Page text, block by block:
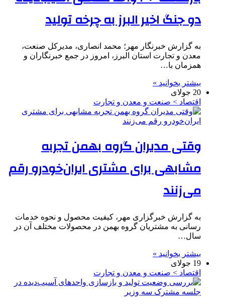
دو جنگ اخیر البرز به چرخه تولید
به گزارش خبرنگار مهر؛ محمد انصاری، مدیرکل صنعت،
معدن و تجارت استان البرز، امروز در جمع خبرنگاران و
همزمان با…
بیشتر بخوانید »
20 جولای
اقتصاد > صنعت و معدن و تجارت
وقتی مدیران گروه بهمن تجربه
مشابهی برای مشتری ایران‌خودرو رقم
می‌زنند
به گزارش خبرگزاری مهر، کیفیت محصول و نحوه خدمات
رسانی به مشتریان گروه بهمن در محصولات مختلف آن در
سال…
بیشتر بخوانید »
19 جولای
اقتصاد > صنعت و معدن و تجارت